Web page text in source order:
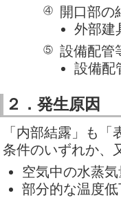
④
開口部の
外部建
⑤
設備配管
設備配
２．発生原因
「内部結露」も
条件のいずれか、
空気中の水蒸
部分的な温度低